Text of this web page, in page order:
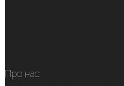
Про нас